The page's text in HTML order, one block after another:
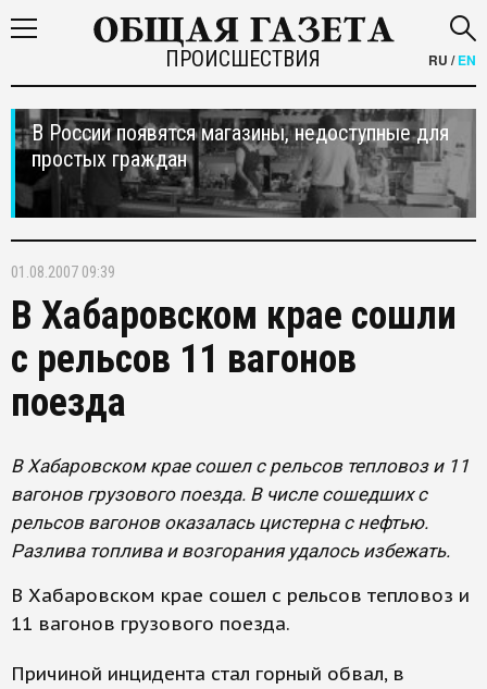
ПРОИСШЕСТВИЯ RU /EN
В России появятся магазины, недоступные для
простых граждан
01.08.2007 09:39
В Хабаровском крае сошли
с рельсов 11 вагонов
поезда
В Хабаровском крае сошел с рельсов тепловоз и 11
вагонов грузового поезда. В числе сошедших с
рельсов вагонов оказалась цистерна с нефтью.
Разлива топлива и возгорания удалось избежать.
В Хабаровском крае сошел с рельсов тепловоз и
11 вагонов грузового поезда.
Причиной инцидента стал горный обвал, в